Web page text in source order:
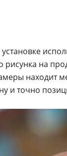
на
находит
и точно